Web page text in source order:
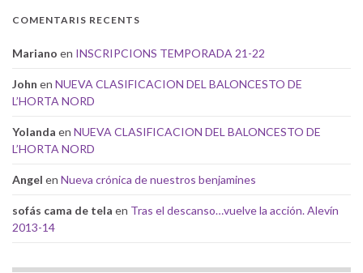
COMENTARIS RECENTS
Mariano en INSCRIPCIONS TEMPORADA 21-22
John en NUEVA CLASIFICACION DEL BALONCESTO DE
L’HORTA NORD
Yolanda en NUEVA CLASIFICACION DEL BALONCESTO DE
L’HORTA NORD
Angel en Nueva crónica de nuestros benjamines
sofás cama de tela en Tras el descanso…vuelve la acción. Alevín
2013-14